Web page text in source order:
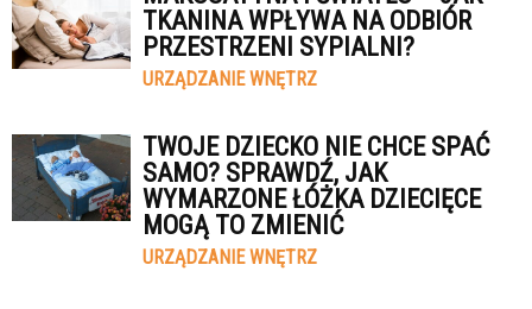
TKANINA WPŁYWA NA ODBIÓR
PRZESTRZENI SYPIALNI?
URZĄDZANIE WNĘTRZ
TWOJE DZIECKO NIE CHCE SPAĆ
SAMO? SPRAWDŹ, JAK
WYMARZONE ŁÓŻKA DZIECIĘCE
MOGĄ TO ZMIENIĆ
URZĄDZANIE WNĘTRZ